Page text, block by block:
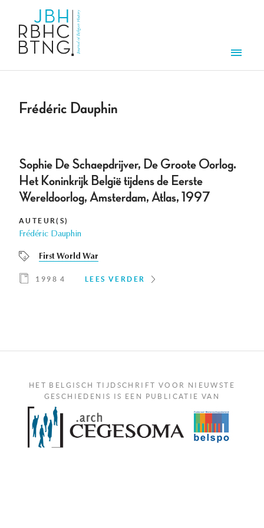
Frédéric Dauphin
Sophie De Schaepdrijver, De Groote Oorlog.
Het Koninkrijk België tijdens de Eerste
Wereldoorlog, Amsterdam, Atlas, 1997
AUTEUR(S)
Frédéric Dauphin
First World War
1998 4 LEES VERDER
HET BELGISCH TIJDSCHRIFT VOOR NIEUWSTE
GESCHIEDENIS IS EEN PUBLICATIE VAN